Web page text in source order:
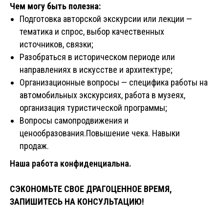
Чем могу быть полезна:
Подготовка авторской экскурсии или лекции —
тематика и спрос, выбор качественных
источников, связки;
Разобраться в историческом периоде или
направлениях в искусстве и архитектуре;
Организационные вопросы — специфика работы на
автомобильных экскурсиях, работа в музеях,
организация туристической программы;
Вопросы самопродвижения и
ценообразования.Повышение чека. Навыки
продаж.
Наша работа конфиденциальна.
СЭКОНОМЬТЕ СВОЕ ДРАГОЦЕННОЕ ВРЕМЯ,
ЗАПИШИТЕСЬ НА КОНСУЛЬТАЦИЮ!